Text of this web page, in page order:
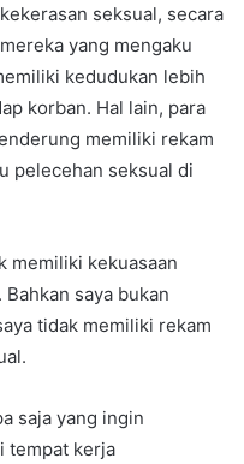
seksual, secara
yang mengaku
kedudukan lebih
korban. Hal lain, para
memiliki rekam
pelecehan seksual di
memiliki kekuasaan
saya bukan
tidak memiliki rekam
saja yang ingin
tempat kerja